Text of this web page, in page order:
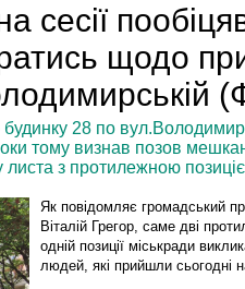
сесії
щодо
28 по
тому визнав позов
з протилежною
Як повідомляє громадський
Віталій Грегор, саме дві
одній позиції міськради
людей, які прийшли сьогодні